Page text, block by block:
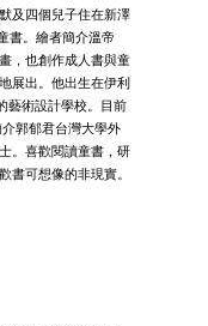
及四個兒子住在新澤
書。繪者簡介溫帝
，也創作成人書與童
展出。他出生在伊利
藝術設計學校。目前
郭郁君台灣大學外
。喜歡閱讀童書，研
書可想像的非現實。